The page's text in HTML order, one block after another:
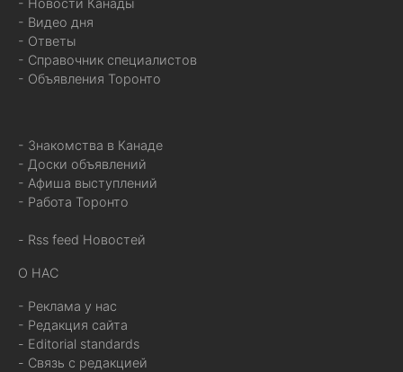
- Видео дня
- Ответы
- Справочник специалистов
- Объявления Торонто
- Знакомства в Канаде
- Доски объявлений
- Афиша выступлений
- Работа Торонто
- Rss feed Новостей
О НАС
- Реклама у нас
- Редакция сайта
- Editorial standards
- Связь с редакцией